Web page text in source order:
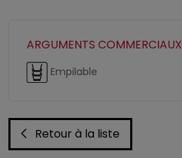
ARGUMENTS COMMERCIAUX
Empilable
Retour à la liste